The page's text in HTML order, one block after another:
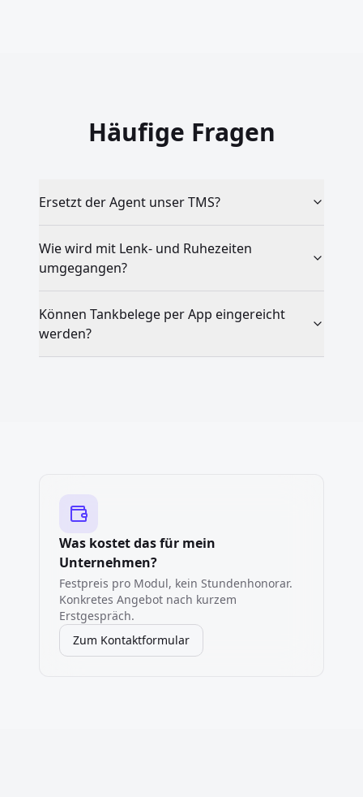
Häufige Fragen
Ersetzt der Agent unser TMS?
Wie wird mit Lenk- und Ruhezeiten
umgegangen?
Können Tankbelege per App eingereicht
werden?
Was kostet das für mein
Unternehmen?
Festpreis pro Modul, kein Stundenhonorar.
Konkretes Angebot nach kurzem
Erstgespräch.
Zum Kontaktformular